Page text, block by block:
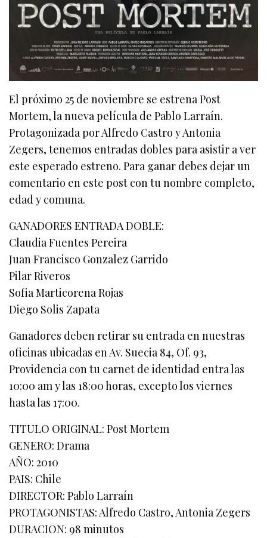
El próximo 25 de noviembre se estrena Post
Mortem, la nueva película de Pablo Larraín.
Protagonizada por Alfredo Castro y Antonia
Zegers, tenemos entradas dobles para asistir a ver
este esperado estreno. Para ganar debes dejar un
comentario en este post con tu nombre completo,
edad y comuna.
GANADORES ENTRADA DOBLE:
Claudia Fuentes Pereira
Juan Francisco Gonzalez Garrido
Pilar Riveros
Sofia Marticorena Rojas
Diego Solis Zapata
Ganadores deben retirar su entrada en nuestras
oficinas ubicadas en Av. Suecia 84, Of. 93,
Providencia con tu carnet de identidad entra las
10:00 am y las 18:00 horas, excepto los viernes
hasta las 17:00.
TITULO ORIGINAL: Post Mortem
GENERO: Drama
AÑO: 2010
PAIS: Chile
DIRECTOR: Pablo Larraín
PROTAGONISTAS: Alfredo Castro, Antonia Zegers
DURACION: 98 minutos